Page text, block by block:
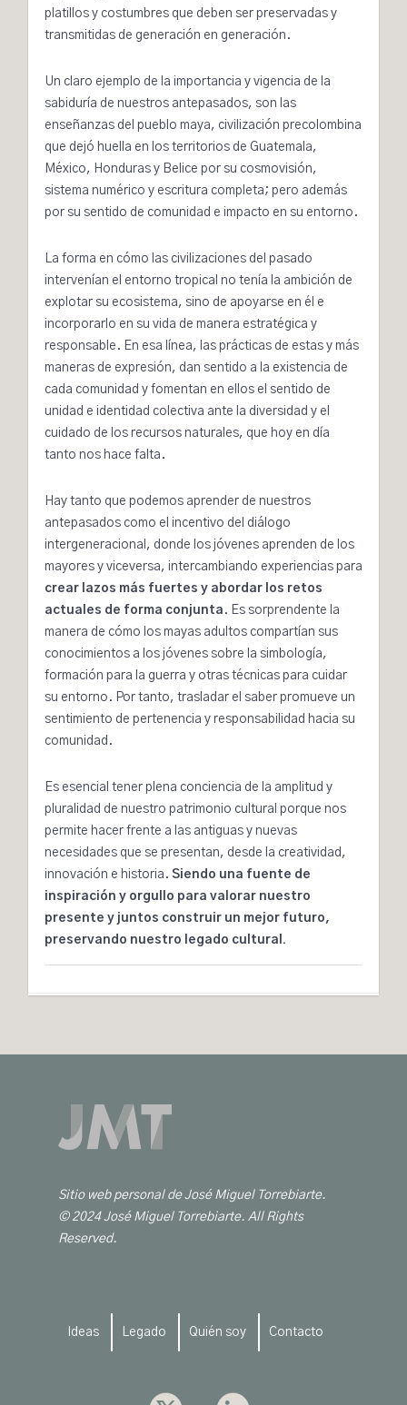
platillos y costumbres que deben ser preservadas y
transmitidas de generación en generación.
Un claro ejemplo de la importancia y vigencia de la
sabiduría de nuestros antepasados, son las
enseñanzas del pueblo maya, civilización precolombina
que dejó huella en los territorios de Guatemala,
México, Honduras y Belice por su cosmovisión,
sistema numérico y escritura completa; pero además
por su sentido de comunidad e impacto en su entorno.
La forma en cómo las civilizaciones del pasado
intervenían el entorno tropical no tenía la ambición de
explotar su ecosistema, sino de apoyarse en él e
incorporarlo en su vida de manera estratégica y
responsable. En esa línea, las prácticas de estas y más
maneras de expresión, dan sentido a la existencia de
cada comunidad y fomentan en ellos el sentido de
unidad e identidad colectiva ante la diversidad y el
cuidado de los recursos naturales, que hoy en día
tanto nos hace falta.
Hay tanto que podemos aprender de nuestros
antepasados como el incentivo del diálogo
intergeneracional, donde los jóvenes aprenden de los
mayores y viceversa, intercambiando experiencias para
crear lazos más fuertes y abordar los retos
actuales de forma conjunta . Es sorprendente la
manera de cómo los mayas adultos compartían sus
conocimientos a los jóvenes sobre la simbología,
formación para la guerra y otras técnicas para cuidar
su entorno. Por tanto, trasladar el saber promueve un
sentimiento de pertenencia y responsabilidad hacia su
comunidad.
Es esencial tener plena conciencia de la amplitud y
pluralidad de nuestro patrimonio cultural porque nos
permite hacer frente a las antiguas y nuevas
necesidades que se presentan, desde la creatividad,
innovación e historia. Siendo una fuente de
inspiración y orgullo para valorar nuestro
presente y juntos construir un mejor futuro,
preservando nuestro legado cultural.
Sitio web personal de José Miguel Torrebiarte.
© 2024 José Miguel Torrebiarte. All Rights
Reserved.
Ideas Legado Quién soy Contacto